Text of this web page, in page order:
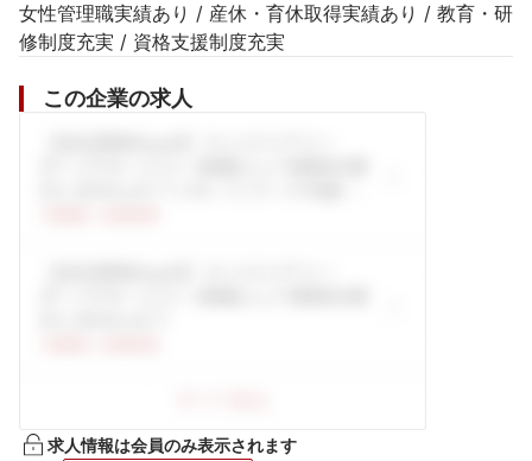
女性管理職実績あり / 産休・育休取得実績あり / 教育・研
修制度充実 / 資格支援制度充実
この企業の求人
求人情報は会員のみ表示されます